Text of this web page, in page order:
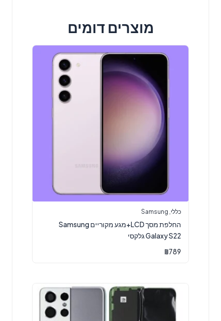
מוצרים דומים
כללי Samsung
החלפת מסך LCD+מגע מקוריים Samsung
Galaxy S22 גלקסי
₪789